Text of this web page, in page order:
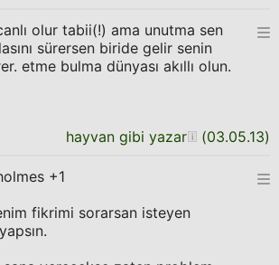
olur tabii(!) ama unutma sen
sürersen biride gelir senin
etme bulma dünyası akıllı olun.
hayvan gibi yazar (03.05.13)
+1
fikrimi sorarsan isteyen